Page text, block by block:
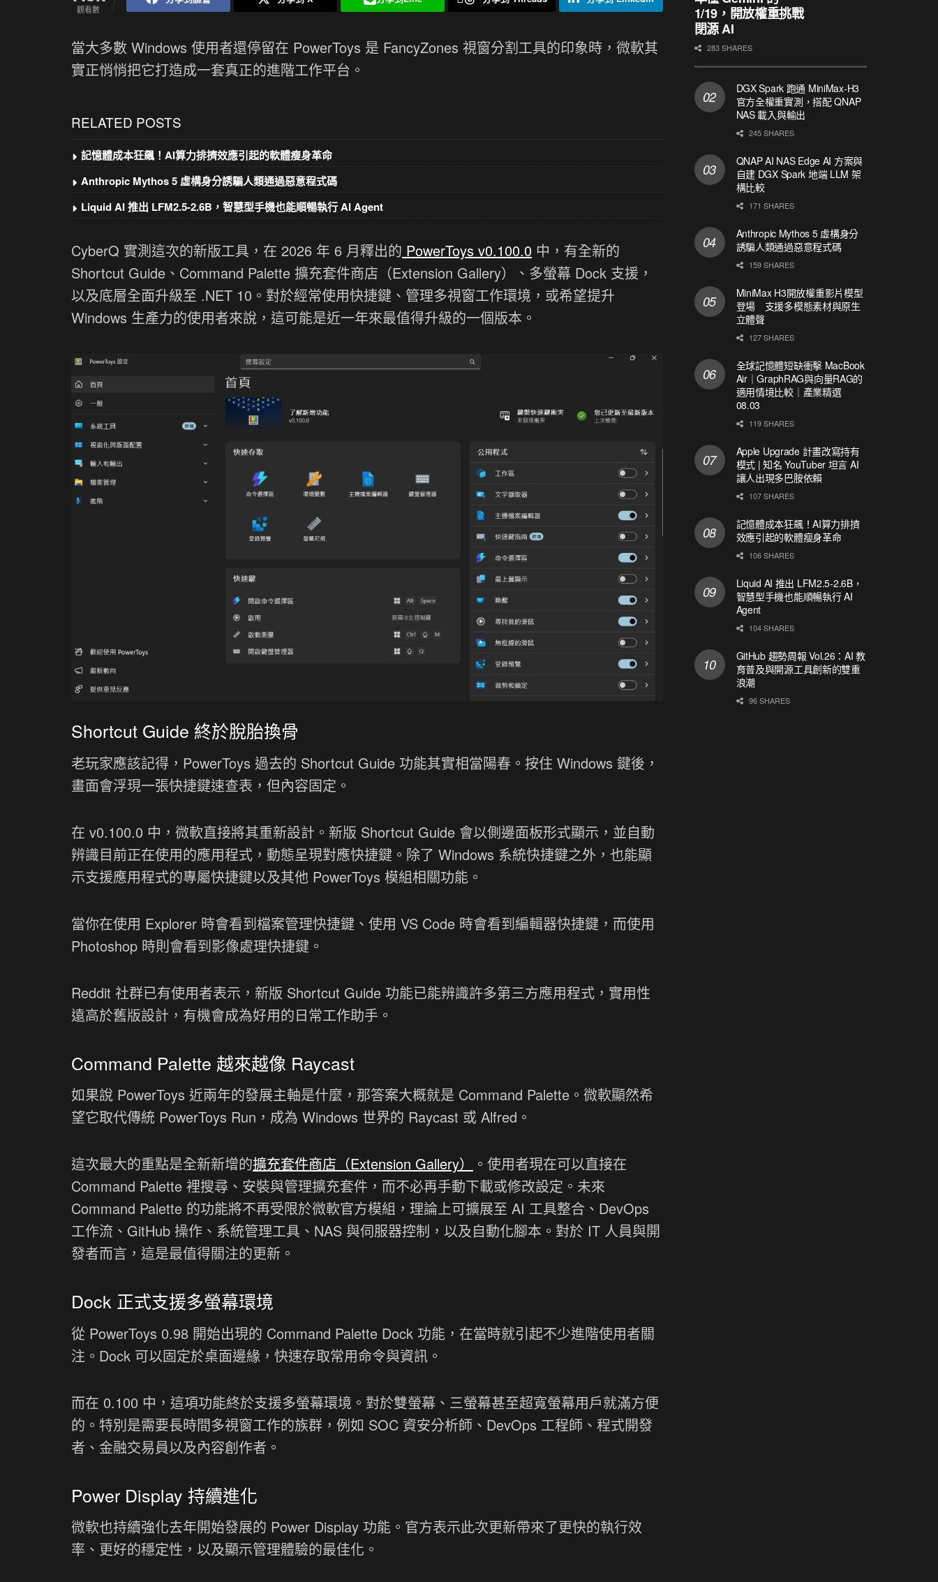
觀看數
當大多數 Windows 使用者還停留在 PowerToys 是 FancyZones 視窗分割工具的印象時，微軟其
實正悄悄把它打造成一套真正的進階工作平台。
RELATED POSTS
記憶體成本狂飆！AI算力排擠效應引起的軟體瘦身革命
Anthropic Mythos 5 虛構身分誘騙人類通過惡意程式碼
Liquid AI 推出 LFM2.5-2.6B，智慧型手機也能順暢執行 AI Agent
CyberQ 實測這次的新版工具，在 2026 年 6 月釋出的 PowerToys v0.100.0 中，有全新的
Shortcut Guide、Command Palette 擴充套件商店（Extension Gallery）、多螢幕 Dock 支援，
以及底層全面升級至 .NET 10。對於經常使用快捷鍵、管理多視窗工作環境，或希望提升
Windows 生產力的使用者來說，這可能是近一年來最值得升級的一個版本。
Shortcut Guide 終於脫胎換骨
老玩家應該記得，PowerToys 過去的 Shortcut Guide 功能其實相當陽春。按住 Windows 鍵後，
畫面會浮現一張快捷鍵速查表，但內容固定。
在 v0.100.0 中，微軟直接將其重新設計。新版 Shortcut Guide 會以側邊面板形式顯示，並自動
辨識目前正在使用的應用程式，動態呈現對應快捷鍵。除了 Windows 系統快捷鍵之外，也能顯
示支援應用程式的專屬快捷鍵以及其他 PowerToys 模組相關功能。
當你在使用 Explorer 時會看到檔案管理快捷鍵、使用 VS Code 時會看到編輯器快捷鍵，而使用
Photoshop 時則會看到影像處理快捷鍵。
Reddit 社群已有使用者表示，新版 Shortcut Guide 功能已能辨識許多第三方應用程式，實用性
遠高於舊版設計，有機會成為好用的日常工作助手。
Command Palette 越來越像 Raycast
如果說 PowerToys 近兩年的發展主軸是什麼，那答案大概就是 Command Palette。微軟顯然希
望它取代傳統 PowerToys Run，成為 Windows 世界的 Raycast 或 Alfred。
這次最大的重點是全新新增的擴充套件商店（Extension Gallery）
。使用者現在可以直接在
Command Palette 裡搜尋、安裝與管理擴充套件，而不必再手動下載或修改設定。未來
Command Palette 的功能將不再受限於微軟官方模組，理論上可擴展至 AI 工具整合、DevOps
工作流、GitHub 操作、系統管理工具、NAS 與伺服器控制，以及自動化腳本。對於 IT 人員與開
發者而言，這是最值得關注的更新。
Dock 正式支援多螢幕環境
從 PowerToys 0.98 開始出現的 Command Palette Dock 功能，在當時就引起不少進階使用者關
注。Dock 可以固定於桌面邊緣，快速存取常用命令與資訊。
而在 0.100 中，這項功能終於支援多螢幕環境。對於雙螢幕、三螢幕甚至超寬螢幕用戶就滿方便
的。特別是需要長時間多視窗工作的族群，例如 SOC 資安分析師、DevOps 工程師、程式開發
者、金融交易員以及內容創作者。
Power Display 持續進化
微軟也持續強化去年開始發展的 Power Display 功能。官方表示此次更新帶來了更快的執行效
率、更好的穩定性，以及顯示管理體驗的最佳化。
1/19，開放權重挑戰
閉源 AI
283 SHARES
DGX Spark 跑通 MiniMax-H3
官方全權重實測，搭配 QNAP
NAS 載入與輸出
245 SHARES
QNAP AI NAS Edge AI 方案與
自建 DGX Spark 地端 LLM 架
構比較
171 SHARES
Anthropic Mythos 5 虛構身分
誘騙人類通過惡意程式碼
159 SHARES
MiniMax H3開放權重影片模型
登場 支援多模態素材與原生
立體聲
127 SHARES
全球記憶體短缺衝擊 MacBook
Air｜GraphRAG與向量RAG的
適用情境比較｜產業精選
08.03
119 SHARES
Apple Upgrade 計畫改寫持有
模式 | 知名 YouTuber 坦言 AI
讓人出現多巴胺依賴
107 SHARES
記憶體成本狂飆！AI算力排擠
效應引起的軟體瘦身革命
106 SHARES
Liquid AI 推出 LFM2.5-2.6B，
智慧型手機也能順暢執行 AI
Agent
104 SHARES
GitHub 趨勢周報 Vol.26：AI 教
育普及與開源工具創新的雙重
浪潮
96 SHARES